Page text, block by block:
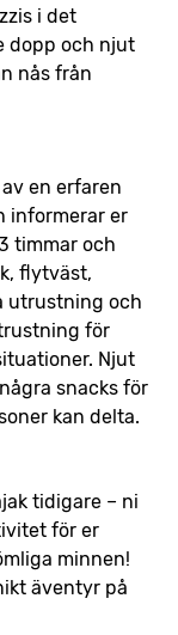
i det
dopp och njut
nås från
en erfaren
informerar er
timmar och
flytväst,
utrustning och
för
Njut
snacks för
kan delta.
tidigare – ni
för er
minnen!
äventyr på